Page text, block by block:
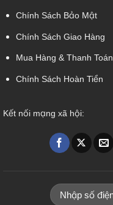
Chính Sách Bảo Mật
Chính Sách Giao Hàng
Mua Hàng & Thanh Toán
Chính Sách Hoàn Tiền
Kết nối mạng xã hội: